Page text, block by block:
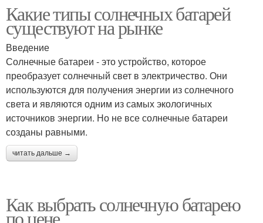
Какие типы солнечных батарей
существуют на рынке
Введение
Солнечные батареи - это устройство, которое
преобразует солнечный свет в электричество. Они
используются для получения энергии из солнечного
света и являются одним из самых экологичных
источников энергии. Но не все солнечные батареи
созданы равными.
читать дальше →
Как выбрать солнечную батарею